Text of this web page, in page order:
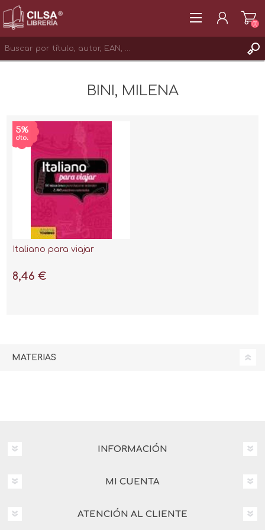
(0)
BINI, MILENA
Italiano para viajar
8,46 €
MATERIAS
INFORMACIÓN
MI CUENTA
ATENCIÓN AL CLIENTE